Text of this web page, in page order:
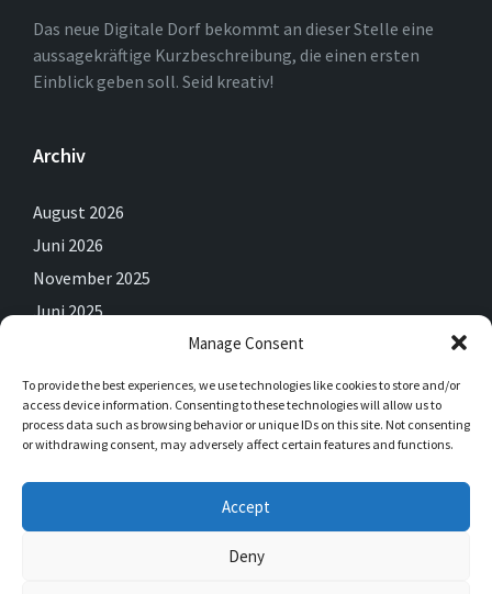
Manage Consent
To provide the best experiences, we use technologies like cookies to store and/or
access device information. Consenting to these technologies will allow us to
process data such as browsing behavior or unique IDs on this site. Not consenting
or withdrawing consent, may adversely affect certain features and functions.
Accept
Deny
Das neue Digitale Dorf bekommt an dieser Stelle eine
aussagekräftige Kurzbeschreibung, die einen ersten
Einblick geben soll. Seid kreativ!
Archiv
August 2026
Juni 2026
November 2025
Juni 2025
April 2025
Februar 2025
Dezember 2024